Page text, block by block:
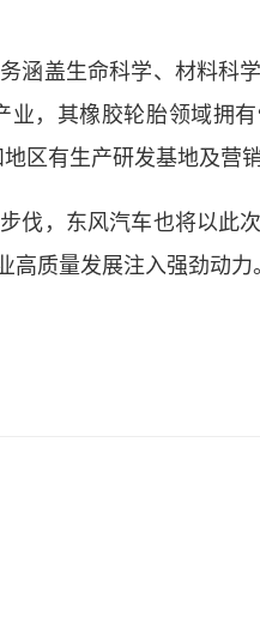
涵盖生命科学、材料科
，其橡胶轮胎领域拥有
区有生产研发基地及营销
伐，东风汽车也将以此
质量发展注入强劲动力